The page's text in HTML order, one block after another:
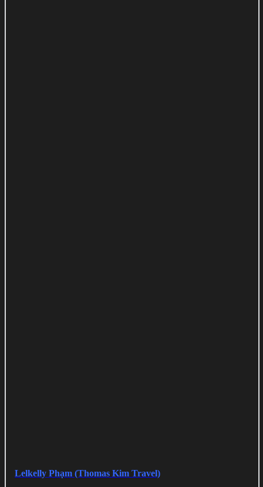
Lelkelly Phạm (Thomas Kim Travel)